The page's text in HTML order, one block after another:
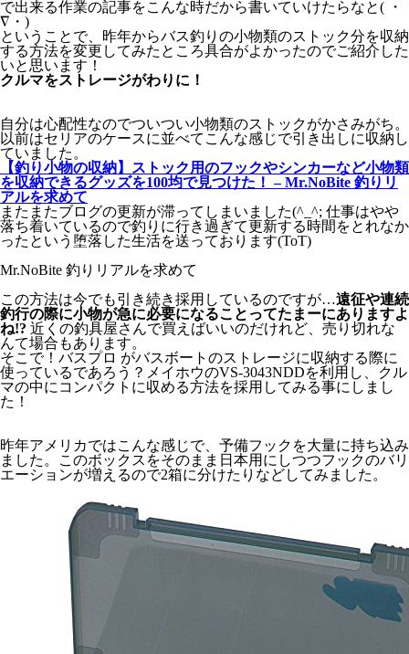
で出来る作業の記事をこんな時だから書いていけたらなと( ・
∇・)
ということで、昨年からバス釣りの小物類のストック分を収納
する方法を変更してみたところ具合がよかったのでご紹介した
いと思います！
クルマをストレージがわりに！
自分は心配性なのでついつい小物類のストックがかさみがち。
以前はセリアのケースに並べてこんな感じで引き出しに収納し
ていました。
【釣り小物の収納】ストック用のフックやシンカーなど小物類
を収納できるグッズを100均で見つけた！ – Mr.NoBite 釣りリ
アルを求めて
またまたブログの更新が滞ってしまいました(^_^; 仕事はやや
落ち着いているので釣りに行き過ぎて更新する時間をとれなか
ったという堕落した生活を送っております(ToT)
Mr.NoBite 釣りリアルを求めて
この方法は今でも引き続き採用しているのですが…遠征や連続
釣行の際に小物が急に必要になることってたまーにありますよ
ね!? 近くの釣具屋さんで買えばいいのだけれど、売り切れな
んて場合もあります。
そこで！バスプロ がバスボートのストレージに収納する際に
使っているであろう？メイホウのVS-3043NDDを利用し、クル
マの中にコンパクトに収める方法を採用してみる事にしまし
た！
昨年アメリカではこんな感じで、予備フックを大量に持ち込み
ました。このボックスをそのまま日本用にしつつフックのバリ
エーションが増えるので2箱に分けたりなどしてみました。